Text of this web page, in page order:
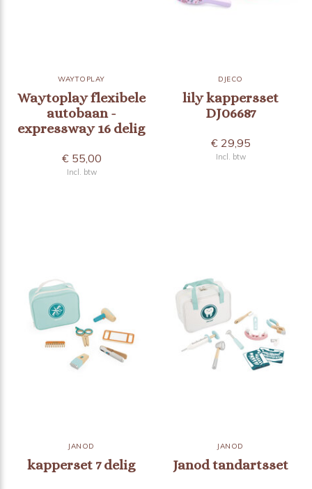
WAYTOPLAY
Waytoplay flexibele
autobaan -
expressway 16 delig
€ 55,00
Incl. btw
DJECO
lily kappersset
DJ06687
€ 29,95
Incl. btw
JANOD
kapperset 7 delig
JANOD
Janod tandartsset